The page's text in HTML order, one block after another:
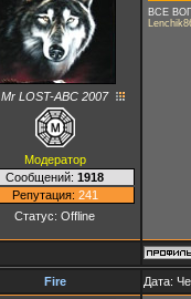
Mr LOST-ABC 2007
Модератор
Сообщений: 1918
Репутация: 241
Статус: Offline
ВСЕ
Fire Дата: